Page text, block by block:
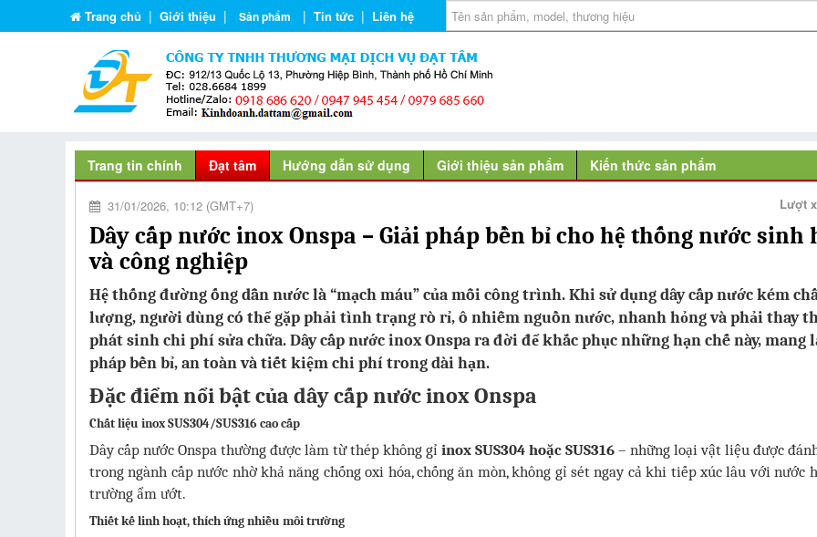
Trang chủ | Giới thiệu | Sản phẩm | Tin tức | Liên hệ
Trang tin chính Đạt tâm Hướng dẫn sử dụng Giới thiệu sản phẩm Kiến thức sản phẩm
31/01/2026, 10:12 (GMT+7) Lượt
Dây cấp nước inox Onspa – Giải pháp bền bỉ cho hệ thống nước sinh
và công nghiệp
Hệ thống đường ống dẫn nước là “mạch máu” của mỗi công trình. Khi sử dụng dây cấp nước kém
lượng, người dùng có thể gặp phải tình trạng rò rỉ, ô nhiễm nguồn nước, nhanh hỏng và phải thay
phát sinh chi phí sửa chữa. Dây cấp nước inox Onspa ra đời để khắc phục những hạn chế này, mang
pháp bền bỉ, an toàn và tiết kiệm chi phí trong dài hạn.
Đặc điểm nổi bật của dây cấp nước inox Onspa
Chất liệu inox SUS304/SUS316 cao cấp
Dây cấp nước Onspa thường được làm từ thép không gỉ inox SUS304 hoặc SUS316 – những loại vật liệu được
trong ngành cấp nước nhờ khả năng chống oxi hóa, chống ăn mòn, không gỉ sét ngay cả khi tiếp xúc lâu với nước
trường ẩm ướt.
Thiết kế linh hoạt, thích ứng nhiều môi trường